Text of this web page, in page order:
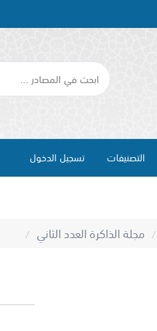
التصنيفات تسجيل الدخول
/ مجلة الذاكرة العدد الثاني /